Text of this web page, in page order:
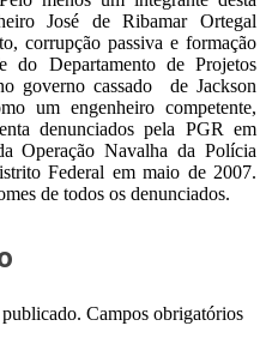
José de Ribamar Ortegal
corrupção passiva e formação
do Departamento de Projetos
governo cassado de Jackson
um engenheiro competente,
denunciados pela PGR em
Operação Navalha da Polícia
Federal em maio de 2007.
de todos os denunciados.
Campos obrigatórios